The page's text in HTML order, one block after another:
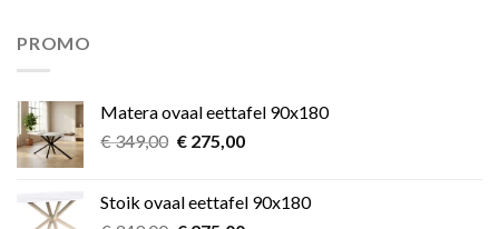
PROMO
Matera ovaal eettafel 90x180
€349,00 Oorspronkelijke
€ 349,00.
€275,00Huidige
€ 275,00.
Stoik ovaal eettafel 90x180